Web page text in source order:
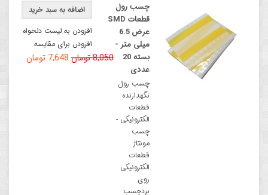
اضافه به سبد خرید
افزودن به لیست دلخواه
افزودن برای مقایسه
8,050 تومان 7,648 تومان
چسب رول
قطعات SMD
عرض 6.5
میلی متر -
بسته 20
عددی
چسب رول
نگهدارنده
قطعات
الکترونیکی -
چسب
مونتاژ
قطعات
الکترونیکی
روی
بردچسب